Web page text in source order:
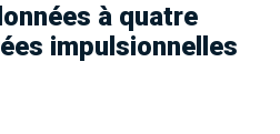
à quatre
impulsionnelles